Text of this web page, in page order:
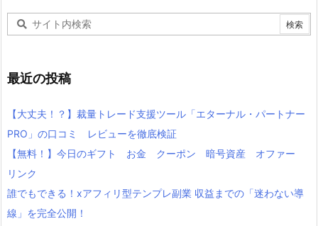
最近の投稿
【大丈夫！？】裁量トレード支援ツール「エターナル・パートナー
PRO」の口コミ レビューを徹底検証
【無料！】今日のギフト お金 クーポン 暗号資産 オファー
リンク
誰でもできる！xアフィリ型テンプレ副業 収益までの「迷わない導
線」を完全公開！